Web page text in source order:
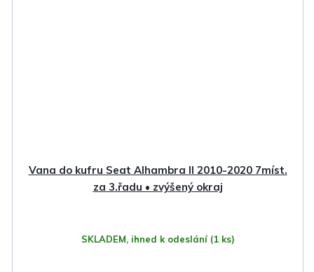
Vana do kufru Seat Alhambra II 2010-2020 7míst.
za 3.řadu • zvýšený okraj
SKLADEM, ihned k odeslání (1 ks)